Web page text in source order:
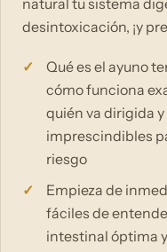
natural tu sistema
desintoxicación, ¡y
Qué es el ayuno
cómo funciona
quién va dirigida
imprescindibles
riesgo
Empieza de
fáciles de
intestinal óptima